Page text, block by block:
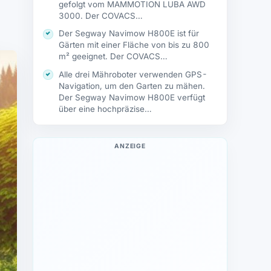
gefolgt vom MAMMOTION LUBA AWD
3000. Der COVACS…
Der Segway Navimow H800E ist für
Gärten mit einer Fläche von bis zu 800
m² geeignet. Der COVACS…
Alle drei Mähroboter verwenden GPS-
Navigation, um den Garten zu mähen.
Der Segway Navimow H800E verfügt
über eine hochpräzise…
ANZEIGE